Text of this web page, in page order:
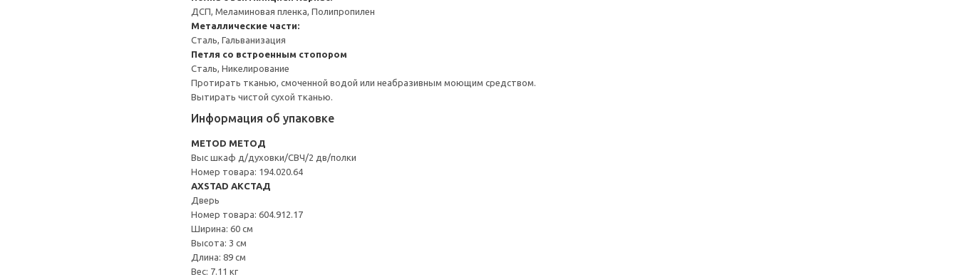
ДСП, Меламиновая пленка, Полипропилен
Металлические части:
Сталь, Гальванизация
Петля со встроенным стопором
Сталь, Никелирование
Протирать тканью, смоченной водой или неабразивным моющим средством.
Вытирать чистой сухой тканью.
Информация об упаковке
METOD МЕТОД
Выс шкаф д/духовки/СВЧ/2 дв/полки
Номер товара: 194.020.64
AXSTAD АКСТАД
Дверь
Номер товара: 604.912.17
Ширина: 60 см
Высота: 3 см
Длина: 89 см
Вес: 7.11 кг